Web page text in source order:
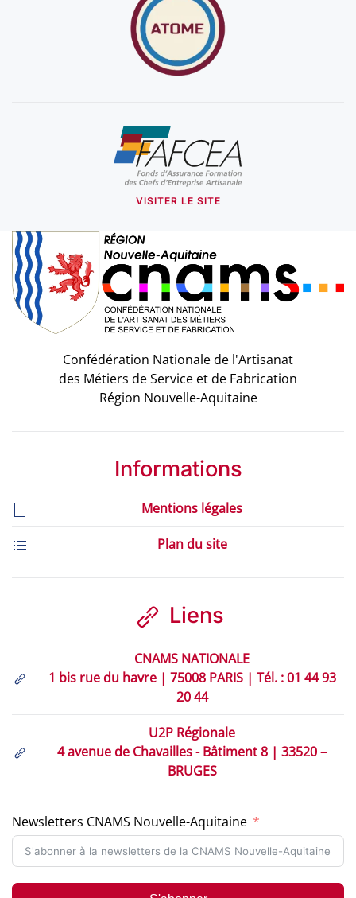
VISITER LE SITE
Confédération Nationale de l'Artisanat
des Métiers de Service et de Fabrication
Région Nouvelle-Aquitaine
Informations
Mentions légales
Plan du site
Liens
CNAMS NATIONALE
1 bis rue du havre | 75008 PARIS | Tél. : 01 44 93
20 44
U2P Régionale
4 avenue de Chavailles - Bâtiment 8 | 33520 –
BRUGES
Newsletters CNAMS Nouvelle-Aquitaine